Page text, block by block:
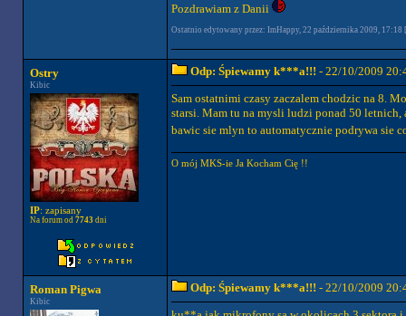
Pozdrawiam z Danii
Ostatnio edytowany przez: ImHappy, 22 października 2009, 17:18
Ostry
Kibic
IP: zapisany
Na forum od 7743dni
Odp: Śpiewamy k***a!!! - 22/10/2009
Sam ostatnimi czasy zaczalem chodzic na 8.
starsi. Mam tu na mysli ludzi ponad 50
bawic sie mlyn to automatycznie podrywa sie
O mój MKS-ie Ja Kocham Cię !!
Roman Pigwa
Kibic
Odp: Śpiewamy k***a!!! - 22/10/2009